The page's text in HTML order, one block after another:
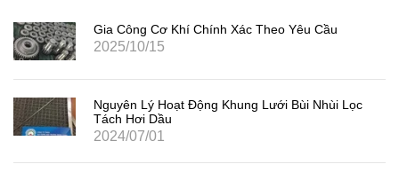
Gia Công Cơ Khí Chính Xác Theo Yêu Cầu
2025/10/15
Nguyên Lý Hoạt Động Khung Lưới Bùi Nhùi Lọc
Tách Hơi Dầu
2024/07/01